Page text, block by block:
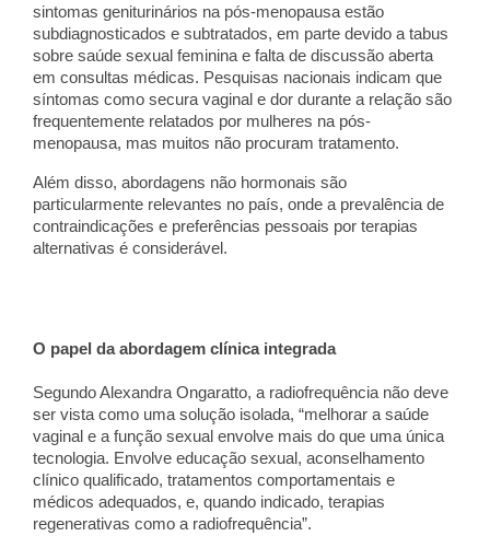
sintomas geniturinários na pós-menopausa estão
subdiagnosticados e subtratados, em parte devido a tabus
sobre saúde sexual feminina e falta de discussão aberta
em consultas médicas. Pesquisas nacionais indicam que
síntomas como secura vaginal e dor durante a relação são
frequentemente relatados por mulheres na pós-
menopausa, mas muitos não procuram tratamento.
Além disso, abordagens não hormonais são
particularmente relevantes no país, onde a prevalência de
contraindicações e preferências pessoais por terapias
alternativas é considerável.
O papel da abordagem clínica integrada
Segundo Alexandra Ongaratto, a radiofrequência não deve
ser vista como uma solução isolada, “melhorar a saúde
vaginal e a função sexual envolve mais do que uma única
tecnologia. Envolve educação sexual, aconselhamento
clínico qualificado, tratamentos comportamentais e
médicos adequados, e, quando indicado, terapias
regenerativas como a radiofrequência”.